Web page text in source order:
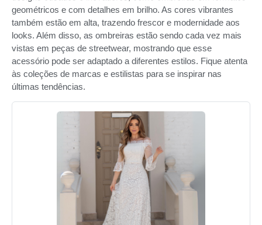
geométricos e com detalhes em brilho. As cores vibrantes
também estão em alta, trazendo frescor e modernidade aos
looks. Além disso, as ombreiras estão sendo cada vez mais
vistas em peças de streetwear, mostrando que esse
acessório pode ser adaptado a diferentes estilos. Fique atenta
às coleções de marcas e estilistas para se inspirar nas
últimas tendências.